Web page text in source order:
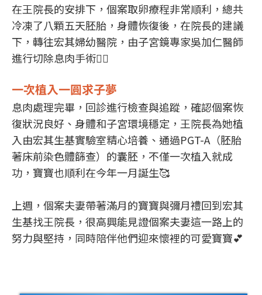
在王院長的安排下，個案取卵療程非常順利，總共
冷凍了八顆五天胚胎，身體恢復後，在院長的建議
下，轉往宏其婦幼醫院，由子宮鏡專家吳加仁醫師
進行切除息肉手術👨‍⚕️
一次植入一圓求子夢
息肉處理完畢，回診進行檢查與追蹤，確認個案恢
復狀況良好、身體和子宮環境穩定，王院長為她植
入由宏其生基實驗室精心培養、通過PGT-A（胚胎
著床前染色體篩查）的囊胚，不僅一次植入就成
功，寶寶也順利在今年一月誕生🥰
上週，個案夫妻帶著滿月的寶寶與彌月禮回到宏其
生基找王院長，很高興能見證個案夫妻這一路上的
努力與堅持，同時陪伴他們迎來懷裡的可愛寶寶💕